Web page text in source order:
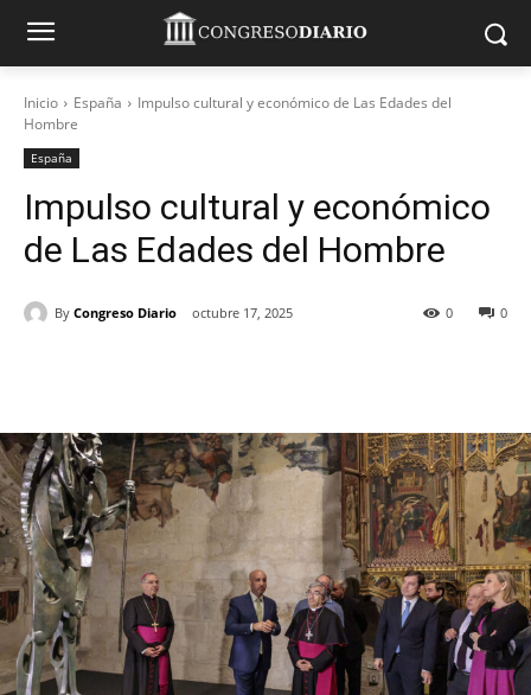
Inicio España
Impulso cultural y económico de Las Edades del
Hombre
España
Impulso cultural y económico
de Las Edades del Hombre
By Congreso Diario octubre 17, 2025 0
0